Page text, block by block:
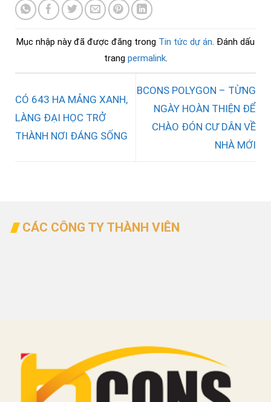
Mục nhập này đã được đăng trong Tin tức dự án. Đánh dấu
trang permalink.
CÓ 643 HA MẢNG XANH,
LÀNG ĐẠI HỌC TRỞ
THÀNH NƠI ĐÁNG SỐNG
BCONS POLYGON – TỪNG
NGÀY HOÀN THIỆN ĐỂ
CHÀO ĐÓN CƯ DÂN VỀ
NHÀ MỚI
CÁC CÔNG TY THÀNH VIÊN